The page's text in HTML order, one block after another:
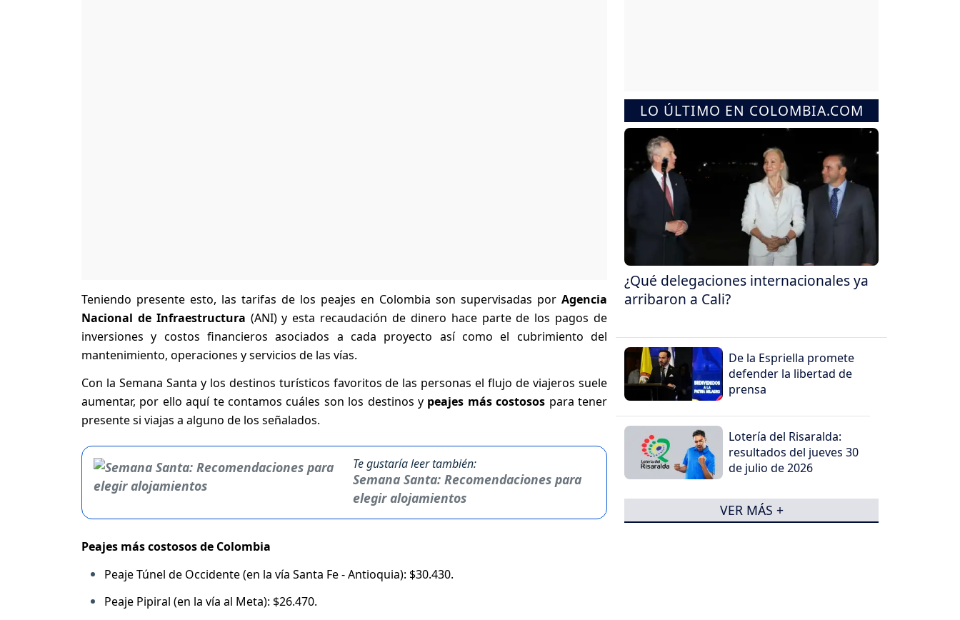
Teniendo presente esto, las tarifas de los peajes en Colombia son supervisadas por Agencia
Nacional de Infraestructura (ANI) y esta recaudación de dinero hace parte de los pagos de
inversiones y costos financieros asociados a cada proyecto así como el cubrimiento del
mantenimiento, operaciones y servicios de las vías.
Con la Semana Santa y los destinos turísticos favoritos de las personas el flujo de viajeros suele
aumentar, por ello aquí te contamos cuáles son los destinos y peajes más costosos para tener
presente si viajas a alguno de los señalados.
Te gustaría leer también:
Semana Santa: Recomendaciones para
elegir alojamientos
Peajes más costosos de Colombia
Peaje Túnel de Occidente (en la vía Santa Fe - Antioquia): $30.430.
Peaje Pipiral (en la vía al Meta): $26.470.
LO ÚLTIMO EN COLOMBIA.COM
¿Qué delegaciones internacionales ya
arribaron a Cali?
De la Espriella promete
defender la libertad de
prensa
Lotería del Risaralda:
resultados del jueves 30
de julio de 2026
VER MÁS +